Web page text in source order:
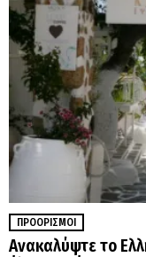
ΠΡΟΟΡΙΣΜΟΊ
Ανακαλύψτε το